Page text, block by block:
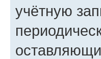
учётную